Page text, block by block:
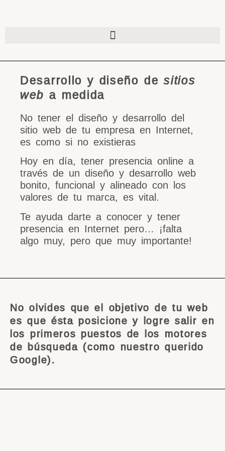
Desarrollo y diseño desitios
web a medida
No tener el diseño y desarrollo del
sitio web de tu empresa en Internet,
es como si no existieras
Hoy en día, tener presencia online a
través de un diseño y desarrollo web
bonito, funcional y alineado con los
valores de tu marca, es vital.
Te ayuda darte a conocer y tener
presencia en Internet pero… ¡falta
algo muy, pero que muy importante!
No olvides que el objetivo de tu web
es que ésta posicione y logre salir en
los primeros puestos de los motores
de búsqueda (como nuestro querido
Google).